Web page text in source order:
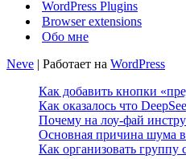
WordPress Plugins
Browser extensions
Обо мне
Neve | Работает на WordPress
Как добавить кнопки
Как оказалось что
Почему на лоу-фай
Основная причина шума
Как организовать группу